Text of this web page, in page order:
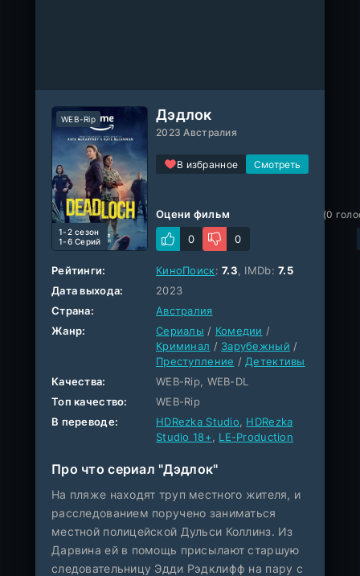
Дэдлок
2023 Австралия
В избранное
WEB-Rip
1-2 cезон
1-6 Серий
Оцени фильм
0
0
(0
Рейтинги: КиноПоиск:7.3, IMDb:7.5
Дата выхода:
2023
Страна:
Австралия
Жанр:
Сериалы / Комедии /
Криминал / Зарубежный /
Преступление / Детективы
Качества:
WEB-Rip, WEB-DL
Топ качество:
WEB-Rip
В переводе:
HDRezka Studio, HDRezka
Studio 18+, LE-Production
Про что сериал "Дэдлок"
На пляже находят труп местного жителя, и
расследованием поручено заниматься
местной полицейской Дульси Коллинз. Из
Дарвина ей в помощь присылают старшую
следовательницу Эдди Рэдклифф на пару с